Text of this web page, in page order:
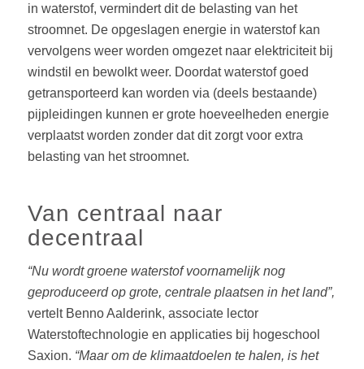
in waterstof, vermindert dit de belasting van het
stroomnet. De opgeslagen energie in waterstof kan
vervolgens weer worden omgezet naar elektriciteit bij
windstil en bewolkt weer. Doordat waterstof goed
getransporteerd kan worden via (deels bestaande)
pijpleidingen kunnen er grote hoeveelheden energie
verplaatst worden zonder dat dit zorgt voor extra
belasting van het stroomnet.
Van centraal naar
decentraal
“Nu wordt groene waterstof voornamelijk nog
geproduceerd op grote, centrale plaatsen in het land”,
vertelt Benno Aalderink, associate lector
Waterstoftechnologie en applicaties bij hogeschool
Saxion. “Maar om de klimaatdoelen te halen, is het